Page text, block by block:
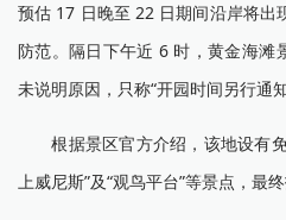
预估 17 日晚至 22 日期间沿岸将出
防范。隔日下午近 6 时，黄金海滩
未说明原因，只称“开园时间另行通知
根据景区官方介绍，该地设有免
上威尼斯”及“观鸟平台”等景点，最